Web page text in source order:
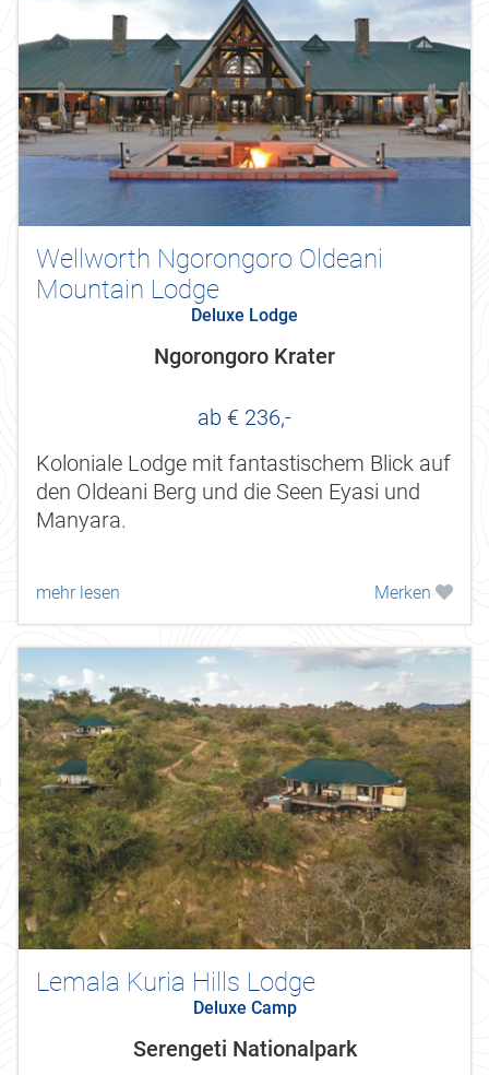
Wellworth Ngorongoro Oldeani
Mountain Lodge
Deluxe Lodge
Ngorongoro Krater
ab € 236,-
Koloniale Lodge mit fantastischem Blick auf
den Oldeani Berg und die Seen Eyasi und
Manyara.
mehr lesen Merken
Lemala Kuria Hills Lodge
Deluxe Camp
Serengeti Nationalpark